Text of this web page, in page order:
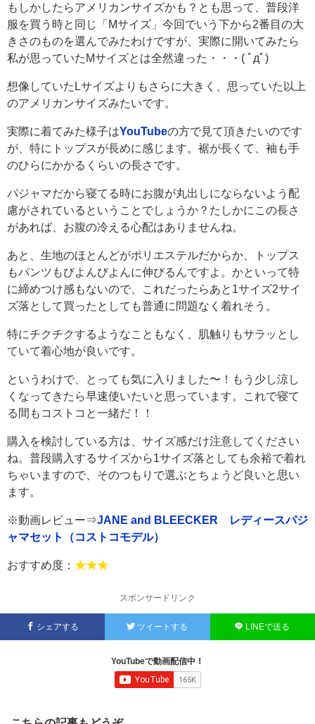
もしかしたらアメリカンサイズかも？とも思って、普段洋
服を買う時と同じ「Mサイズ」今回でいう下から2番目の大
きさのものを選んでみたわけですが、実際に開いてみたら
私が思っていたMサイズとは全然違った・・・( ﾟдﾟ)
想像していたLサイズよりもさらに大きく、思っていた以上
のアメリカンサイズみたいです。
実際に着てみた様子はYouTubeの方で見て頂きたいのです
が、特にトップスが長めに感じます。裾が長くて、袖も手
のひらにかかるくらいの長さです。
パジャマだから寝てる時にお腹が丸出しにならないよう配
慮がされているということでしょうか？たしかにこの長さ
があれば、お腹の冷える心配はありませんね。
あと、生地のほとんどがポリエステルだからか、トップス
もパンツもびよんびよんに伸びるんですよ。かといって特
に締めつけ感もないので、これだったらあと1サイズ2サイ
ズ落として買ったとしても普通に問題なく着れそう。
特にチクチクするようなこともなく、肌触りもサラッとし
ていて着心地が良いです。
というわけで、とっても気に入りました〜！もう少し涼し
くなってきたら早速使いたいと思っています。これで寝て
る間もコストコと一緒だ！！
購入を検討している方は、サイズ感だけ注意してください
ね。普段購入するサイズから1サイズ落としても余裕で着れ
ちゃいますので、そのつもりで選ぶとちょうど良いと思い
ます。
※動画レビュー⇒JANE and BLEECKER レディースパジ
ャマセット（コストコモデル）
おすすめ度： ★★★
スポンサードリンク
シェアする ツイートする LINEで送る
YouTubeで動画配信中！